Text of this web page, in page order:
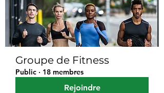
Groupe de Fitness
Public · 18 membres
Rejoindre